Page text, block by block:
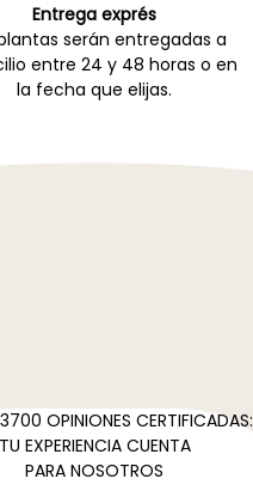
Entrega exprés
serán entregadas a
entre 24 y 48 horas o en
la fecha que elijas.
OPINIONES CERTIFICADAS:
TU EXPERIENCIA CUENTA
PARA NOSOTROS